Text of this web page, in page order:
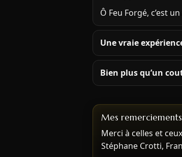
Ô Feu Forgé, c’est
Une vraie
Bien plus qu’un
Mes remerciements
Merci à celles et
Stéphane Crotti,